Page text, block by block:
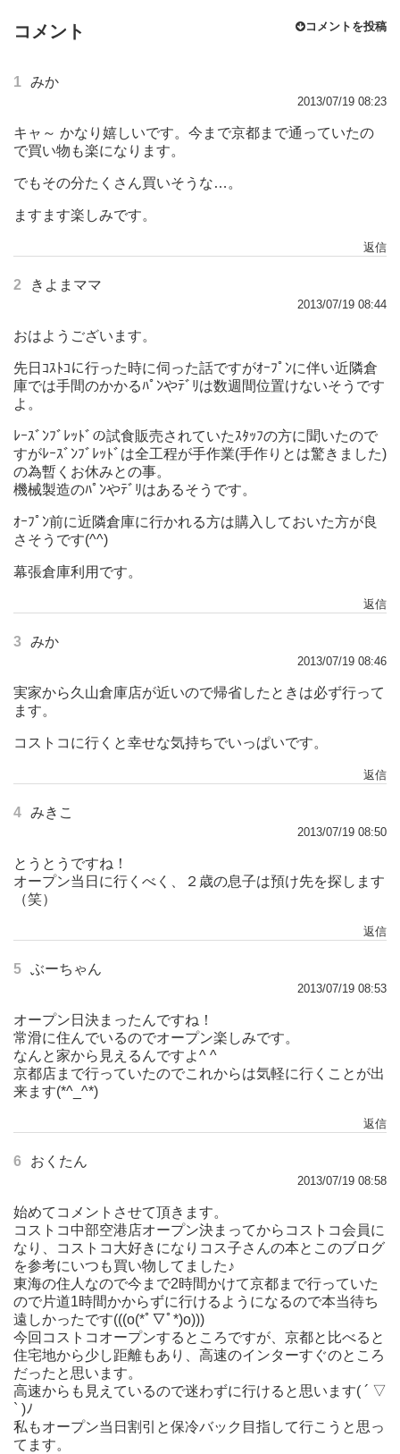
コメント コメントを投稿
1 みか
2013/07/19 08:23
キャ～ かなり嬉しいです。今まで京都まで通っていたの
で買い物も楽になります。
でもその分たくさん買いそうな…。
ますます楽しみです。
返信
2 きよまママ
2013/07/19 08:44
おはようございます。
先日ｺｽﾄｺに行った時に伺った話ですがｵｰﾌﾟﾝに伴い近隣倉
庫では手間のかかるﾊﾟﾝやﾃﾞﾘは数週間位置けないそうです
よ。
ﾚｰｽﾞﾝﾌﾞﾚｯﾄﾞの試食販売されていたｽﾀｯﾌの方に聞いたので
すがﾚｰｽﾞﾝﾌﾞﾚｯﾄﾞは全工程が手作業(手作りとは驚きました)
の為暫くお休みとの事。
機械製造のﾊﾟﾝやﾃﾞﾘはあるそうです。
ｵｰﾌﾟﾝ前に近隣倉庫に行かれる方は購入しておいた方が良
さそうです(^^)
幕張倉庫利用です。
返信
3 みか
2013/07/19 08:46
実家から久山倉庫店が近いので帰省したときは必ず行って
ます。
コストコに行くと幸せな気持ちでいっぱいです。
返信
4 みきこ
2013/07/19 08:50
とうとうですね！
オープン当日に行くべく、２歳の息子は預け先を探します
（笑）
返信
5 ぶーちゃん
2013/07/19 08:53
オープン日決まったんですね！
常滑に住んでいるのでオープン楽しみです。
なんと家から見えるんですよ^ ^
京都店まで行っていたのでこれからは気軽に行くことが出
来ます(*^_^*)
返信
6 おくたん
2013/07/19 08:58
始めてコメントさせて頂きます。
コストコ中部空港店オープン決まってからコストコ会員に
なり、コストコ大好きになりコス子さんの本とこのブログ
を参考にいつも買い物してました♪
東海の住人なので今まで2時間かけて京都まで行っていた
ので片道1時間かからずに行けるようになるので本当待ち
遠しかったです(((o(*ﾟ▽ﾟ*)o)))
今回コストコオープンするところですが、京都と比べると
住宅地から少し距離もあり、高速のインターすぐのところ
だったと思います。
高速からも見えているので迷わずに行けると思います( ´ ▽
` )ﾉ
私もオープン当日割引と保冷バック目指して行こうと思っ
てます。